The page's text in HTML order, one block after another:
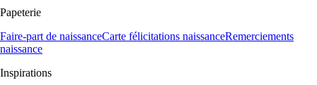
Papeterie
Faire-part de naissanceCarte félicitations naissanceRemerciements
naissance
Inspirations